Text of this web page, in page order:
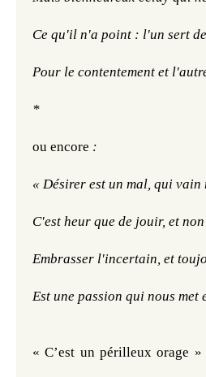
Ce qu'il n'a point : l'un sert
Pour le contentement et
*
ou encore :
« Désirer est un mal, qui vain
C'est heur que de jouir, et
Embrasser l'incertain, et
Est une passion qui nous met
« C’est un périlleux orage